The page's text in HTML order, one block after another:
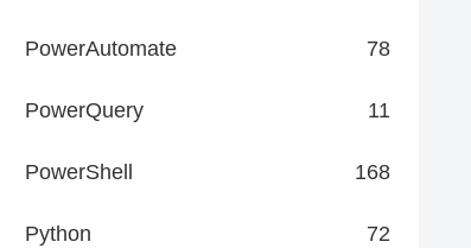
PowerAutomate 78
PowerQuery 11
PowerShell 168
Python 72